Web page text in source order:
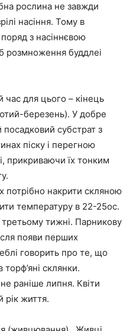
рослина не завжди
насіння. Тому в
з насіннєвою
розмноження буддлеі
час для цього – кінець
березень). У добре
субстрат з
піску і перегною
прикриваючи їх тонким
потрібно накрити скляною
температуру в 22-25ос.
тижні. Парникову
появи перших
говорить про те, що
торф’яні склянки.
раніше липня. Квіти
рік життя.